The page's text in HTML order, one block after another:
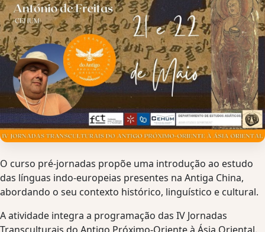
O curso pré-jornadas propõe uma introdução ao estudo
das línguas indo-europeias presentes na Antiga China,
abordando o seu contexto histórico, linguístico e cultural.
A atividade integra a programação das IV Jornadas